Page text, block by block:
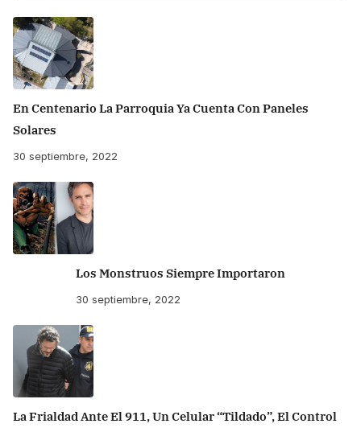
En Centenario La Parroquia Ya Cuenta Con Paneles
Solares
30 septiembre, 2022
Los Monstruos Siempre Importaron
30 septiembre, 2022
La Frialdad Ante El 911, Un Celular “tildado”, El Control